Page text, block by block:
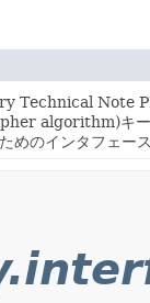
Technical Note
algorithm)キ
めのインタフェー